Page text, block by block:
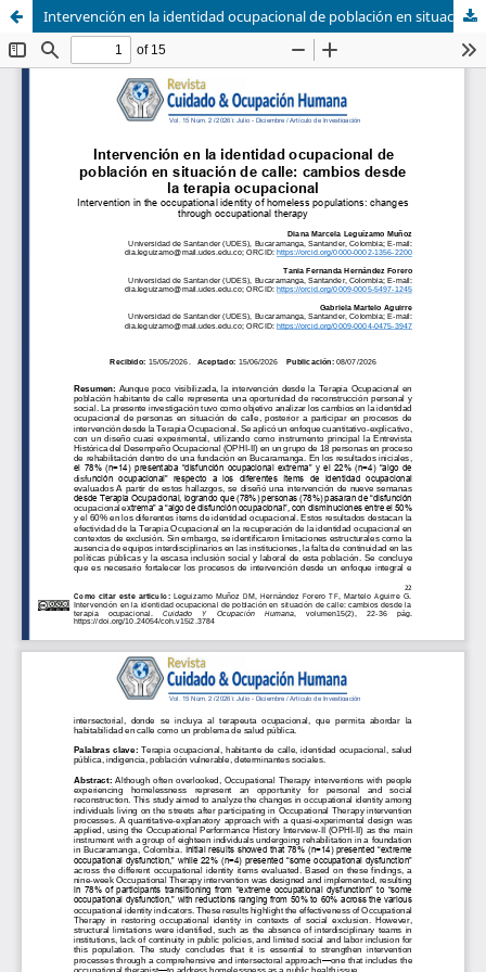
Intervención en la identidad ocupacional de población en situación de calle: cambios desde la Terapia Ocupacional